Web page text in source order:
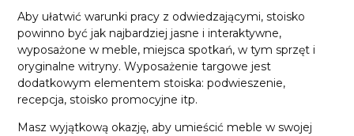
Aby ułatwić warunki pracy z odwiedzającymi, stoisko
powinno być jak najbardziej jasne i interaktywne,
wyposażone w meble, miejsca spotkań, w tym sprzęt i
oryginalne witryny. Wyposażenie targowe jest
dodatkowym elementem stoiska: podwieszenie,
recepcja, stoisko promocyjne itp.
Masz wyjątkową okazję, aby umieścić meble w swojej